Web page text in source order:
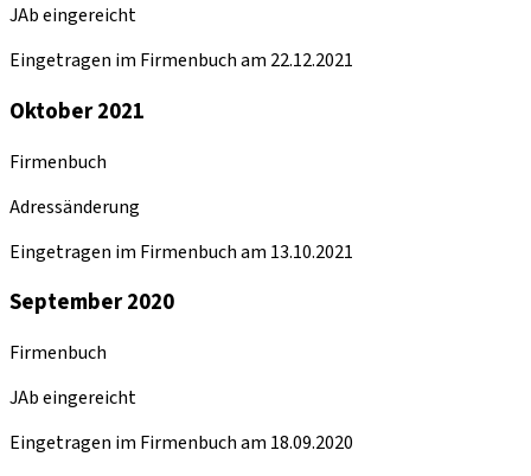
JAb eingereicht
Eingetragen im Firmenbuch am 22.12.2021
Oktober 2021
Firmenbuch
Adressänderung
Eingetragen im Firmenbuch am 13.10.2021
September 2020
Firmenbuch
JAb eingereicht
Eingetragen im Firmenbuch am 18.09.2020